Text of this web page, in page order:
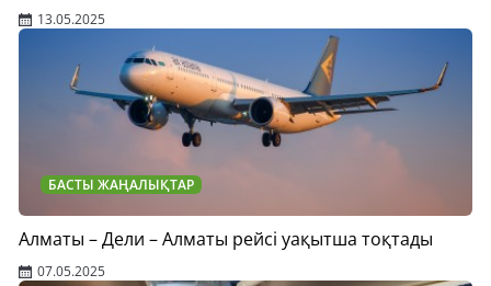
13.05.2025
БАСТЫ ЖАҢАЛЫҚТАР
Алматы – Дели – Алматы рейсі уақытша тоқтады
07.05.2025